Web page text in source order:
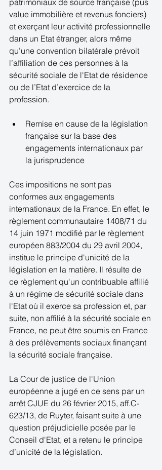
patrimoniaux de source française (pus
value immobilière et revenus fonciers)
et exerçant leur activité professionnelle
dans un Etat étranger, alors même
qu’une convention bilatérale prévoit
l’affiliation de ces personnes à la
sécurité sociale de l'Etat de résidence
ou de l’Etat d’exercice de la
profession.
Remise en cause de la législation
française sur la base des
engagements internationaux par
la jurisprudence
Ces impositions ne sont pas
conformes aux engagements
internationaux de la France. En effet, le
règlement communautaire 1408/71 du
14 juin 1971 modifié par le règlement
européen 883/2004 du 29 avril 2004,
institue le principe d'unicité de la
législation en la matière. Il résulte de
ce règlement qu'un contribuable affilié
à un régime de sécurité sociale dans
l'Etat où il exerce sa profession et, par
suite, non affilié à la sécurité sociale en
France, ne peut être soumis en France
à des prélèvements sociaux finançant
la sécurité sociale française.
La Cour de justice de l'Union
européenne a jugé en ce sens par un
arrêt CJUE du 26 février 2015, aff.C-
623/13, de Ruyter, faisant suite à une
question préjudicielle posée par le
Conseil d'Etat, et a retenu le principe
d’unicité de la législation.